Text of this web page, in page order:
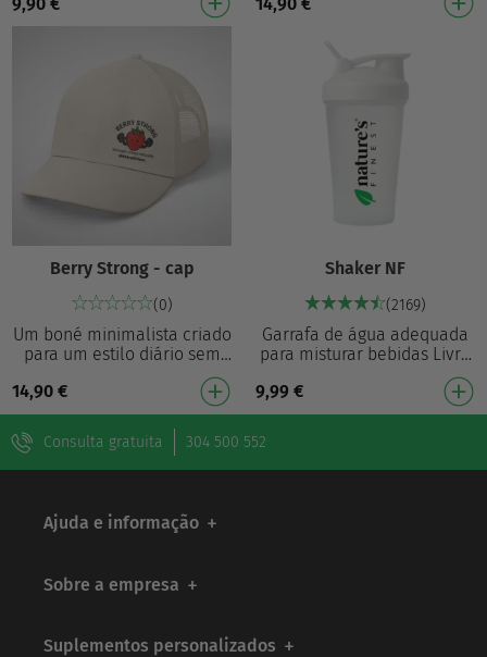
Estampada com a
mensagem reflexiva “Nat…
Com a frase “No makeup, no
Berry Strong - cap
(0)
Um boné minimalista criado
para um estilo diário sem
esforço. Com um gráfico
divertido “Berry Strong” com
uma impressão…
14,90€
Shaker NF
(2169)
Garrafa de água adequada
para misturar bebidas Livre
de BPA Conveniente para uso
Bem selada Permite levar a
bebida conn…
9,99€
Consulta gratuita 304 500 552
Ajuda e informação
Sobre a empresa
Suplementos personalizados